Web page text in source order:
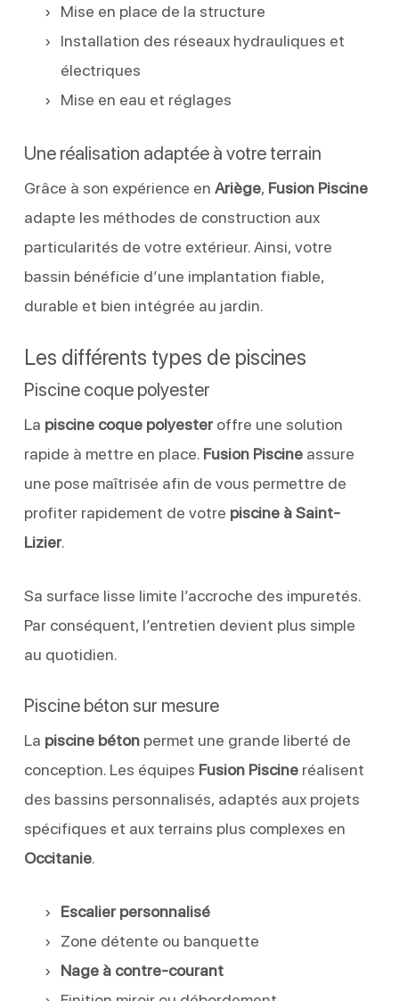
Mise en place de la structure
Installation des réseaux hydrauliques et
électriques
Mise en eau et réglages
Une réalisation adaptée à votre terrain
Grâce à son expérience en Ariège, Fusion Piscine
adapte les méthodes de construction aux
particularités de votre extérieur. Ainsi, votre
bassin bénéficie d’une implantation fiable,
durable et bien intégrée au jardin.
Les différents types de piscines
Piscine coque polyester
La piscine coque polyesteroffre une solution
rapide à mettre en place. Fusion Piscineassure
une pose maîtrisée afin de vous permettre de
profiter rapidement de votre piscine à Saint-
Lizier.
Sa surface lisse limite l’accroche des impuretés.
Par conséquent, l’entretien devient plus simple
au quotidien.
Piscine béton sur mesure
La piscine bétonpermet une grande liberté de
conception. Les équipes Fusion Piscineréalisent
des bassins personnalisés, adaptés aux projets
spécifiques et aux terrains plus complexes en
Occitanie.
Escalier personnalisé
Zone détente ou banquette
Nage à contre-courant